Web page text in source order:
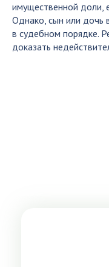
имущественной доли,
Однако, сын или дочь
в судебном порядке.
доказать